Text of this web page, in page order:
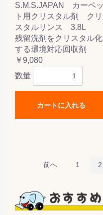
S.M.S.JAPAN カーペッ
ト用クリスタル剤 クリ
スタルリンス 3.8L
残留洗剤をクリスタル化
する環境対応回収剤
￥9,080
数量
カートに入れる
前へ 1 2